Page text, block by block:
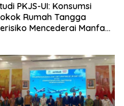
PKJS-UI: Konsumsi
Rumah Tangga
Mencederai Manfaat